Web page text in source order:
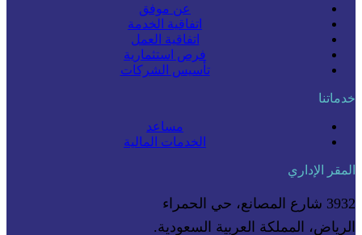
عن موفق
اتفاقية الخدمة
اتفاقية العمل
فرص استثمارية
تأسيس الشركات
خدماتنا
مساعد
الخدمات المالية
المقر الإداري
3932 شارع المصانع، حي الحمراء
الرياض، المملكة العربية السعودية.